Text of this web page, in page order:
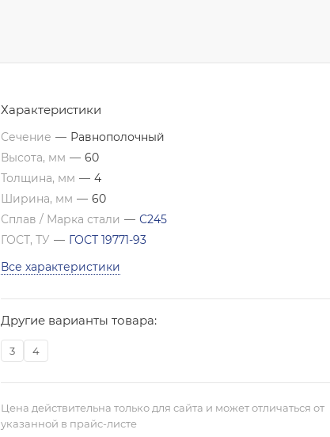
Характеристики
Сечение — Равнополочный
Высота, мм — 60
Толщина, мм — 4
Ширина, мм — 60
Сплав / Марка стали — С245
ГОСТ, ТУ — ГОСТ 19771-93
Все характеристики
Другие варианты товара:
3 4
Цена действительна только для сайта и может отличаться от
указанной в прайс-листе